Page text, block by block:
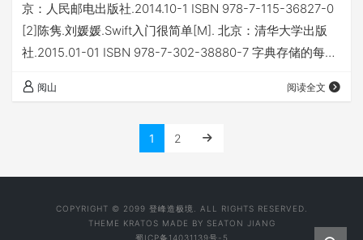
京：人民邮电出版社.2014.10-1 ISBN 978-7-115-36827-0
[2]陈隽.刘媛媛.Swift入门很简单[M]. 北京：清华大学出版
社.2015.01-01 ISBN 978-7-302-38880-7 字典存储的每个
能存储的键和值都确定的。 一、字面值 [key:value] //一个
阅山 阅读全文
1 2
COPYRIGHT © 2099 登峰造极境. ALL RIGHTS RESERVED.
THEME KRATOS MADE BY SEATON JIANG
蜀ICP备14031139号-5